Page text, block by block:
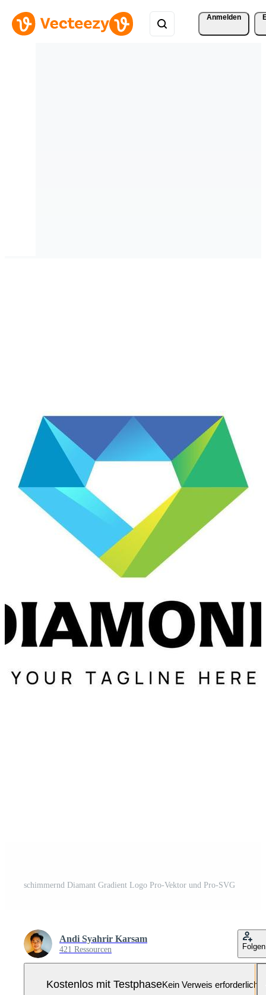
Anmelden
schimmernd Diamant Gradient Logo Pro-Vektor und Pro-SVG
Andi Syahrir Karsam
421 Ressourcen Folgen
Kostenlos mit TestphaseKein Verweis erforderlich